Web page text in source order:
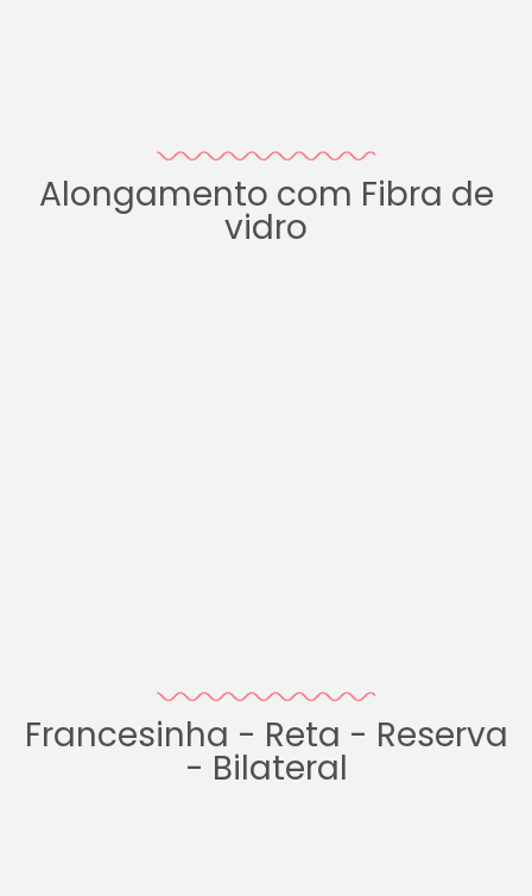
Alongamento com Fibra de
vidro
Francesinha - Reta - Reserva
- Bilateral